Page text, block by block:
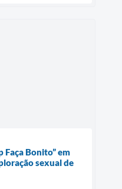
Faça Bonito” em
sexual de